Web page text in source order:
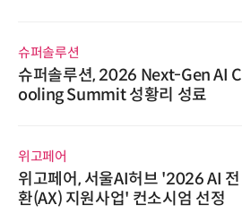
슈퍼솔루션
슈퍼솔루션, 2026 Next-Gen AI C
ooling Summit 성황리 성료
위고페어
위고페어, 서울AI허브 '2026 AI 전
환(AX) 지원사업' 컨소시엄 선정